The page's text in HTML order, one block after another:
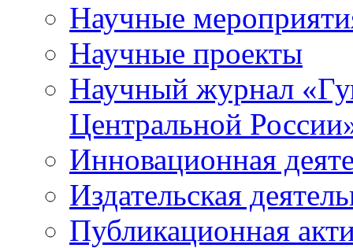
Научные
Научные проекты
Научный журнал «
Центральной
Инновационная
Издательская
Публикационная